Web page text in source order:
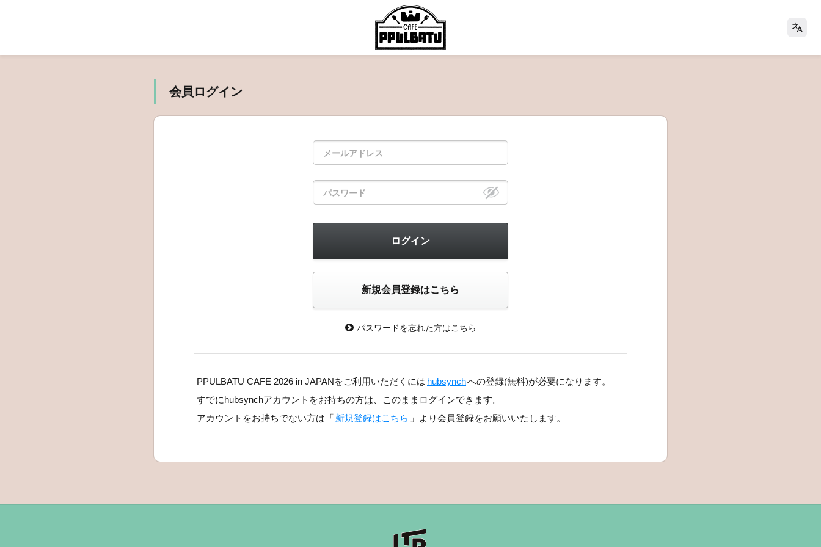
会員ログイン
> パスワードを忘れた方はこちら
PPULBATU CAFE 2026 in JAPANをご利用いただくには hubsynchへの登録(無料)が必要になります。
すでにhubsynchアカウントをお持ちの方は、このままログインできます。
アカウントをお持ちでない方は「 新規登録はこちら 」より会員登録をお願いいたします。